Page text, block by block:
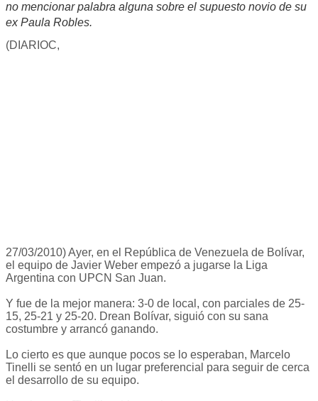
no mencionar palabra alguna sobre el supuesto novio de su
ex Paula Robles.
(DIARIOC,
27/03/2010) Ayer, en el República de Venezuela de Bolívar,
el equipo de Javier Weber empezó a jugarse la Liga
Argentina con UPCN San Juan.
Y fue de la mejor manera: 3-0 de local, con parciales de 25-
15, 25-21 y 25-20. Drean Bolívar, siguió con su sana
costumbre y arrancó ganando.
Lo cierto es que aunque pocos se lo esperaban, Marcelo
Tinelli se sentó en un lugar preferencial para seguir de cerca
el desarrollo de su equipo.